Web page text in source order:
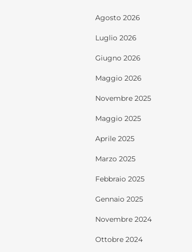
Agosto 2026
Luglio 2026
Giugno 2026
Maggio 2026
Novembre 2025
Maggio 2025
Aprile 2025
Marzo 2025
Febbraio 2025
Gennaio 2025
Novembre 2024
Ottobre 2024